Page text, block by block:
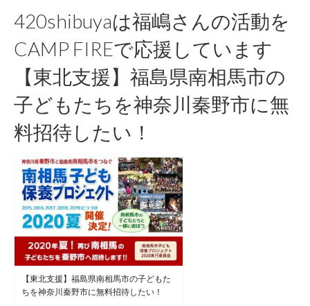
420shibuyaは福嶋さんの活動を
CAMP FIREで応援しています
【東北支援】福島県南相馬市の
子どもたちを神奈川秦野市に無
料招待したい！